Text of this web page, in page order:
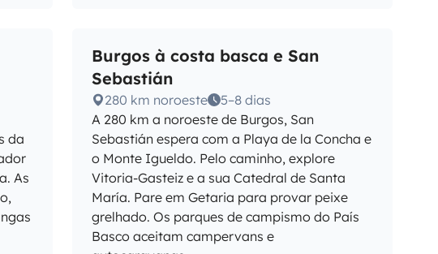
da
As
Burgos à costa basca e San
Sebastián
280 km noroeste
5–8 dias
A 280 km a noroeste de Burgos, San
Sebastián espera com a Playa de la Concha e
o Monte Igueldo. Pelo caminho, explore
Vitoria-Gasteiz e a sua Catedral de Santa
María. Pare em Getaria para provar peixe
grelhado. Os parques de campismo do País
Basco aceitam campervans e